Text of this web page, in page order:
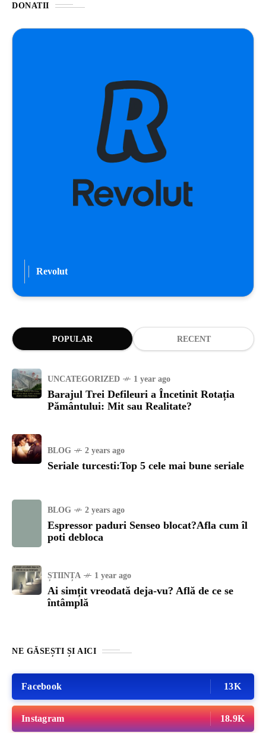
DONATII
Revolut
POPULAR RECENT
UNCATEGORIZED 1 year ago
Barajul Trei Defileuri a Încetinit Rotația
Pământului: Mit sau Realitate?
BLOG 2 years ago
Seriale turcesti:Top 5 cele mai bune seriale
BLOG 2 years ago
Espressor paduri Senseo blocat?Afla cum îl
poti debloca
ȘTIINȚA 1 year ago
Ai simțit vreodată deja-vu? Află de ce se
întâmplă
NE GĂSEȘTI ȘI AICI
Facebook 13K
Instagram 18.9K